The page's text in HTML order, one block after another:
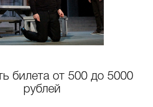
билета от 500 до 5000
рублей